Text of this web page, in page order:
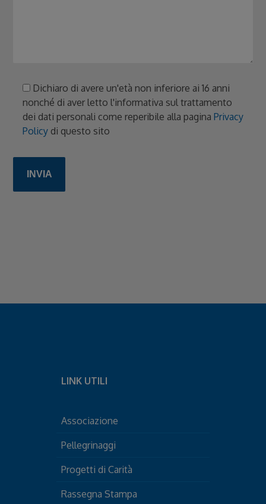
Dichiaro di avere un'età non inferiore ai 16 anni
nonché di aver letto l'informativa sul trattamento
dei dati personali come reperibile alla paginaPrivacy
Policy di questo sito
LINK UTILI
Associazione
Pellegrinaggi
Progetti di Carità
Rassegna Stampa